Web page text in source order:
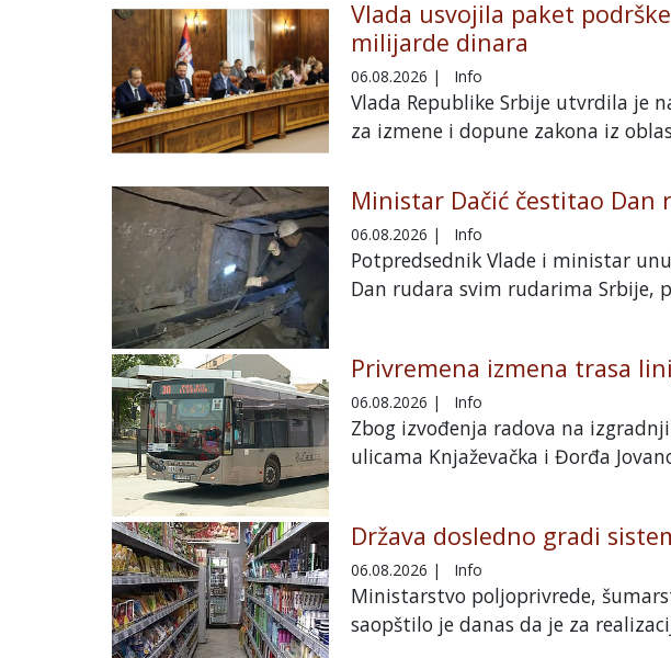
Vlada usvojila paket
milijarde dinara
06.08.2026 | Info
Vlada Republike Srbije utvrdila je
za izmene i dopune zakona iz
Ministar Dačić čestitao
06.08.2026 | Info
Potpredsednik Vlade i ministar
Dan rudara svim rudarima Srbije,
Privremena izmena trasa
06.08.2026 | Info
Zbog izvođenja radova na
ulicama Knjaževačka i Đorđa
Država dosledno gradi
06.08.2026 | Info
Ministarstvo poljoprivrede,
saopštilo je danas da je za